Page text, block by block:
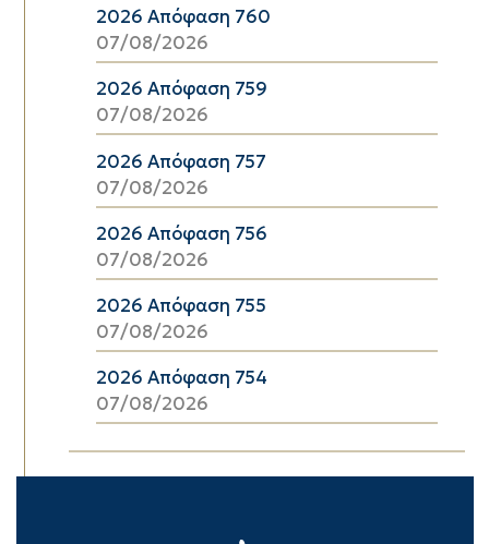
2026 Απόφαση 760
07/08/2026
2026 Απόφαση 759
07/08/2026
2026 Απόφαση 757
07/08/2026
2026 Απόφαση 756
07/08/2026
2026 Απόφαση 755
07/08/2026
2026 Απόφαση 754
07/08/2026